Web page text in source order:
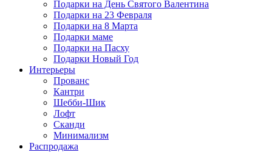
Подарки на День Святого Валентина
Подарки на 23 Февраля
Подарки на 8 Марта
Подарки маме
Подарки на Пасху
Подарки Новый Год
Интерьеры
Прованс
Кантри
Шебби-Шик
Лофт
Сканди
Минимализм
Распродажа